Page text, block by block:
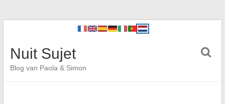
Nuit Sujet
Blog van Paola & Simon